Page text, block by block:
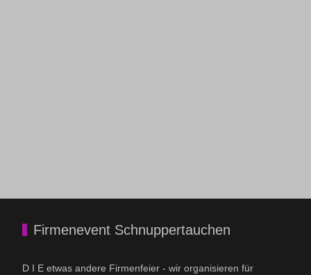
Firmenevent Schnuppertauchen
D I E etwas andere Firmenfeier - wir organisieren für